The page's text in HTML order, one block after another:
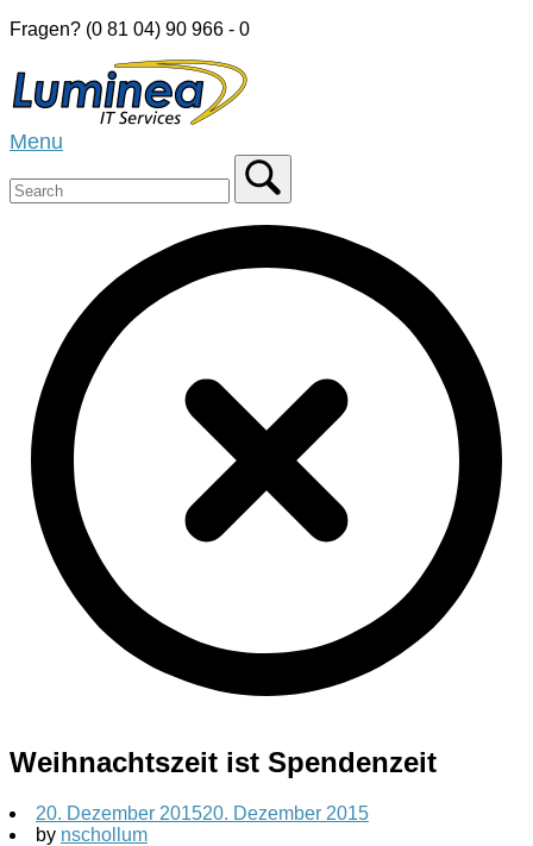
Skip
content
Fragen? (0 81 04) 90 966 - 0
Home
Menu
Weihnachtszeit ist Spendenzeit
20. Dezember 201520. Dezember 2015
by nschollum